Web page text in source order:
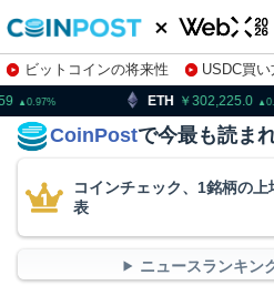
ビットコインの将来性 USDC買い
株特集・関連銘柄
302,225.0 XRP
CoinPostで今最も読ま
コインチェック、1銘柄の上
表
ニュースランキン